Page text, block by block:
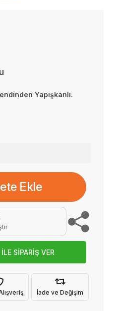
Yapışkanlı.
Ekle
SİPARİŞ VER
İade ve Değişim